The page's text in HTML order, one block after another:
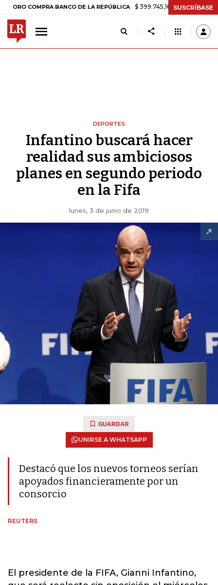
COMPRA BANCO DE LA REPÚBLICA $ 399.745,16 +$ 2.295,71 +0,58%
SUSCRÍBASE
DEPORTES
Infantino buscará hacer
realidad sus ambiciosos
planes en segundo periodo
en la Fifa
lunes, 3 de junio de 2019
GUARDAR
UNIRSE A WHATSAPP
Destacó que los nuevos torneos serían
apoyados financieramente por un
consorcio
REUTERS
El presidente de la FIFA, Gianni Infantino,